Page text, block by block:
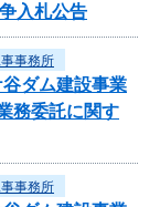
入札公告
事務所
谷ダム建設事業
務委託に関す
事務所